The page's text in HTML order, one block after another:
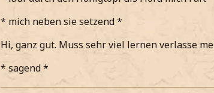
* mich neben sie setzend *
Hi, ganz gut. Muss sehr viel lernen verlasse
* sagend *